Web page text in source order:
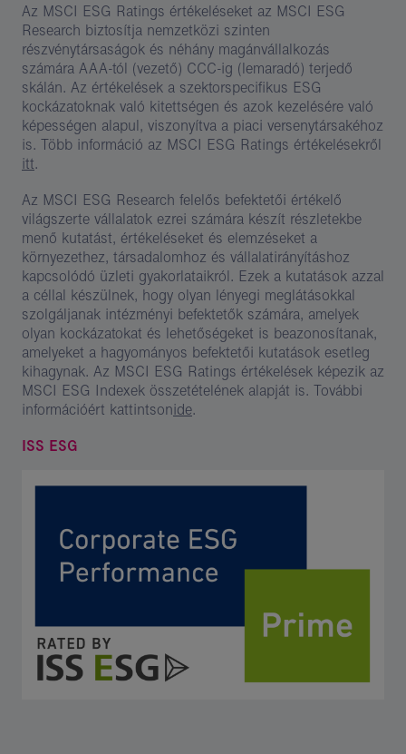
Az MSCI ESG Ratings értékeléseket az MSCI ESG
Research biztosítja nemzetközi szinten
részvénytársaságok és néhány magánvállalkozás
számára AAA-tól (vezető) CCC-ig (lemaradó) terjedő
skálán. Az értékelések a szektorspecifikus ESG
kockázatoknak való kitettségen és azok kezelésére való
képességen alapul, viszonyítva a piaci versenytársakéhoz
is. Több információ az MSCI ESG Ratings értékelésekről
itt.
Az MSCI ESG Research felelős befektetői értékelő
világszerte vállalatok ezrei számára készít részletekbe
menő kutatást, értékeléseket és elemzéseket a
környezethez, társadalomhoz és vállalatirányításhoz
kapcsolódó üzleti gyakorlataikról. Ezek a kutatások azzal
a céllal készülnek, hogy olyan lényegi meglátásokkal
szolgáljanak intézményi befektetők számára, amelyek
olyan kockázatokat és lehetőségeket is beazonosítanak,
amelyeket a hagyományos befektetői kutatások esetleg
kihagynak. Az MSCI ESG Ratings értékelések képezik az
MSCI ESG Indexek összetételének alapját is. További
információért kattintsonide.
ISS ESG